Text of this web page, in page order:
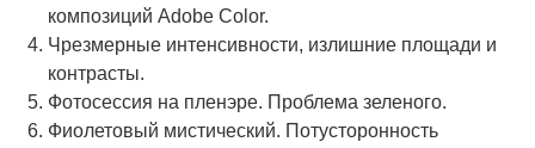
композиций Adobe Color.
Чрезмерные интенсивности, излишние площади и
контрасты.
Фотосессия на пленэре. Проблема зеленого.
Фиолетовый мистический. Потусторонность